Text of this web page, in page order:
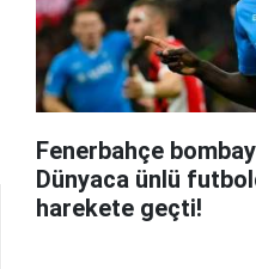
Fenerbahçe
Dünyaca ünlü
harekete geçti!